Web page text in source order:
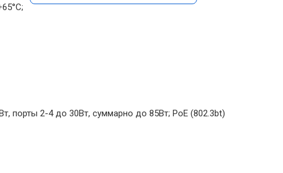
порты 2-4 до 30Вт, суммарно до 85Вт; PoE (802.3bt)